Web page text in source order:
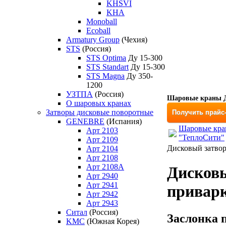
KHSVI
KHA
Monoball
Ecoball
Armatury Group (Чехия)
STS (Россия)
STS Optima Ду 15-300
STS Standart Ду 15-300
STS Magna Ду 350-
1200
УЗТПА (Россия)
О шаровых кранах
Затворы дисковые поворотные
GENEBRE (Испания)
Арт 2103
Арт 2109
Арт 2104
Арт 2108
Арт 2108A
Арт 2940
Арт 2941
Арт 2942
Арт 2943
Ситал (Россия)
KMC (Южная Корея)
Шаровые краны
Получить
Шаровые
"ТеплоСити"
Дисковый
Заслонка